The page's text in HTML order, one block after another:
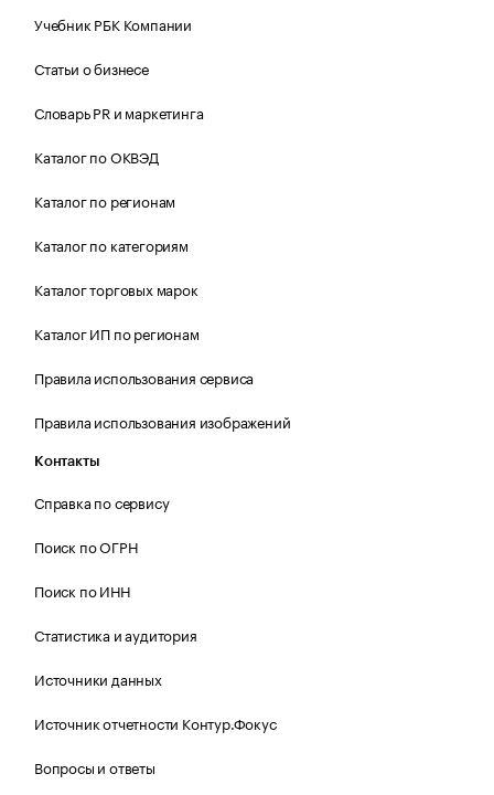
Учебник РБК Компании
Статьи о бизнесе
Словарь PR и маркетинга
Каталог по ОКВЭД
Каталог по регионам
Каталог по категориям
Каталог торговых марок
Каталог ИП по регионам
Правила использования сервиса
Правила использования изображений
Контакты
Справка по сервису
Поиск по ОГРН
Поиск по ИНН
Статистика и аудитория
Источники данных
Источник отчетности Контур.Фокус
Вопросы и ответы